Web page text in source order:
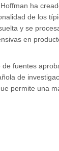
ha
de los
y se
en
fuentes
de
permite una